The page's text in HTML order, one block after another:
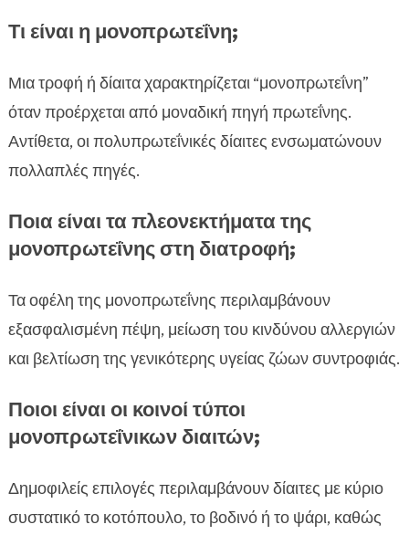
Τι είναι η μονοπρωτεΐνη;
Μια τροφή ή δίαιτα χαρακτηρίζεται “μονοπρωτεΐνη”
όταν προέρχεται από μοναδική πηγή πρωτεΐνης.
Αντίθετα, οι πολυπρωτεΐνικές δίαιτες ενσωματώνουν
πολλαπλές πηγές.
Ποια είναι τα πλεονεκτήματα της
μονοπρωτεΐνης στη διατροφή;
Τα οφέλη της μονοπρωτεΐνης περιλαμβάνουν
εξασφαλισμένη πέψη, μείωση του κινδύνου αλλεργιών
και βελτίωση της γενικότερης υγείας ζώων συντροφιάς.
Ποιοι είναι οι κοινοί τύποι
μονοπρωτεΐνικων διαιτών;
Δημοφιλείς επιλογές περιλαμβάνουν δίαιτες με κύριο
συστατικό το κοτόπουλο, το βοδινό ή το ψάρι, καθώς